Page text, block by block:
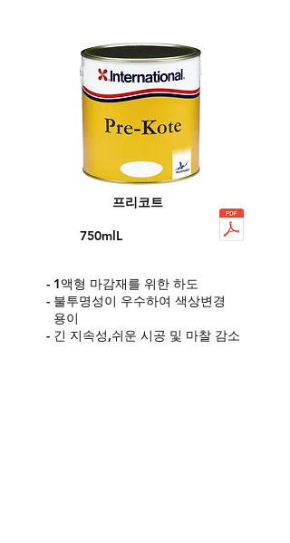
프리코트
750mlL
- 1액형 마감재를 위한 하도
- 불투명성이 우수하여 색상변경
용이
- 긴 지속성,쉬운 시공 및 마찰 감소